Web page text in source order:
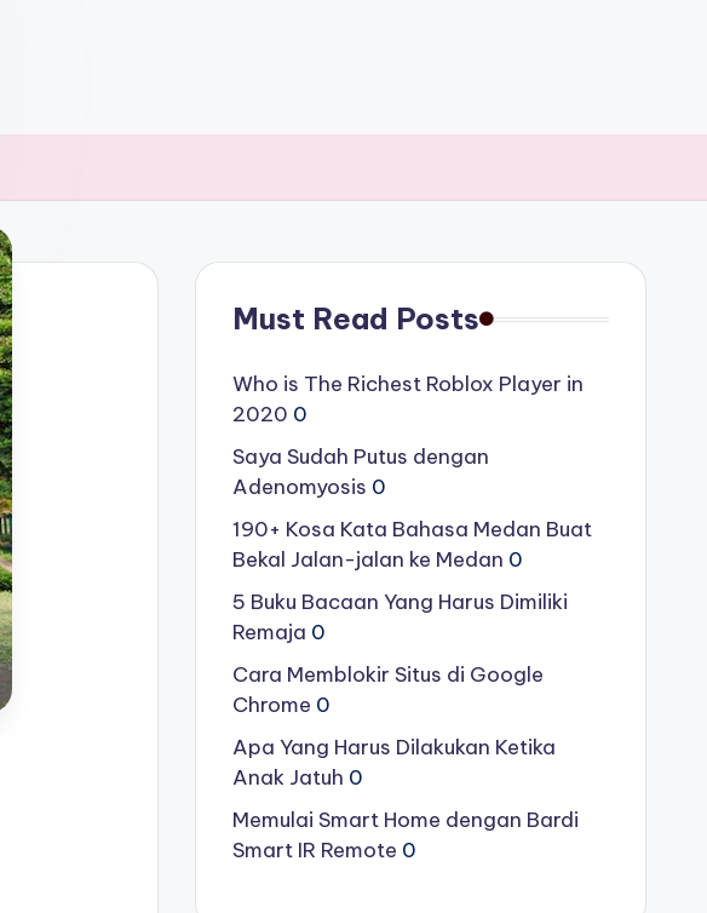
Must Read Posts
Who is The Richest Roblox Player in
2020 0
Saya Sudah Putus dengan
Adenomyosis 0
190+ Kosa Kata Bahasa Medan Buat
Bekal Jalan-jalan ke Medan 0
5 Buku Bacaan Yang Harus Dimiliki
Remaja 0
Cara Memblokir Situs di Google
Chrome 0
Apa Yang Harus Dilakukan Ketika
Anak Jatuh 0
Memulai Smart Home dengan Bardi
Smart IR Remote 0